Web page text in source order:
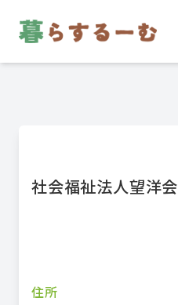
社会福祉法人望洋会
住所